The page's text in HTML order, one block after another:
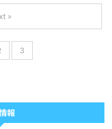
3
»
報